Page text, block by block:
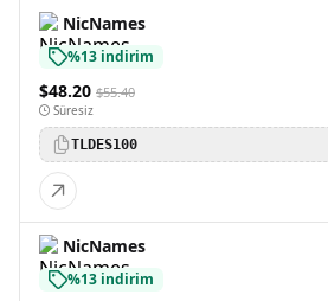
NicNames
%13 indirim
$48.20 $55.40
Süresiz
TLDES100
NicNames
%13 indirim